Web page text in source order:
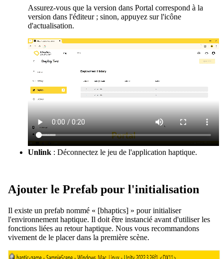
Assurez-vous que la version dans Portal correspond à la
version dans l'éditeur ; sinon, appuyez sur l'icône
d'actualisation.
Unlink : Déconnectez le jeu de l'application haptique.
Ajouter le Prefab pour l'initialisation
Il existe un prefab nommé « [bhaptics] » pour initialiser
l'environnement haptique. Il doit être instancié avant d'utiliser les
fonctions liées au retour haptique. Nous vous recommandons
vivement de le placer dans la première scène.